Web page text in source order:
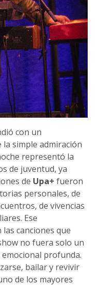
con un
la simple admiración
representó la
de juventud, ya
de Upa+ fueron
personales, de
de vivencias
Ese
canciones que
no fuera solo un
profunda.
bailar y revivir
de los mayores